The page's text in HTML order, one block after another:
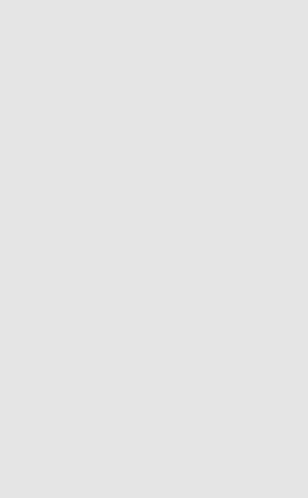
adi bir nəticə kimi görünsə
ağırlığı və rəqiblərin səviyyəsi
göstərir. Bunu qrup
çempionatın
sübut edir. Belə ki, qrupdakı
çempionatın bürünc
İrlandiya komandası pley-
5-cisi olub. Şimali
qərarlaşaraq çempionatı 9-
boyu göstərdiyi əzmkar oyun
10 ölkəni geridə qoymağı
cədvəlində Niderland, İsveçrə,
üstəliyə bilib. ​Belə bir